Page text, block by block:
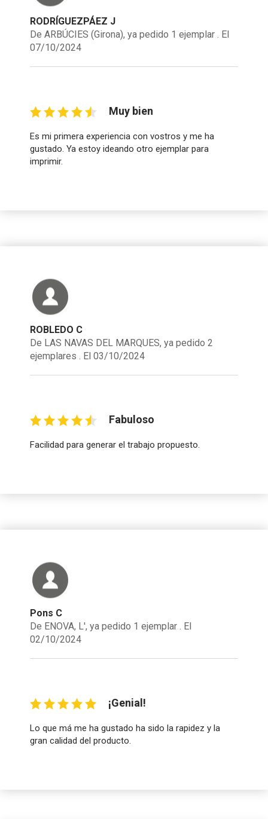
RODRÍGUEZPÁEZ J
De ARBÚCIES (Girona), ya pedido 1 ejemplar . El
07/10/2024
Muy bien
Es mi primera experiencia con vostros y me ha
gustado. Ya estoy ideando otro ejemplar para
imprimir.
ROBLEDO C
De LAS NAVAS DEL MARQUES, ya pedido 2
ejemplares . El 03/10/2024
Fabuloso
Facilidad para generar el trabajo propuesto.
Pons C
De ENOVA, L', ya pedido 1 ejemplar . El
02/10/2024
¡Genial!
Lo que má me ha gustado ha sido la rapidez y la
gran calidad del producto.